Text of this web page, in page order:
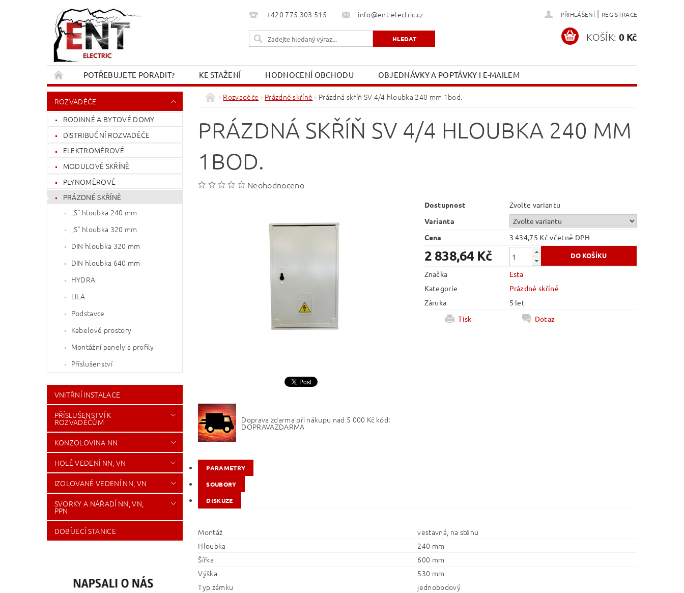
+420 775 303 515 info@ent-electric.cz PŘIHLÁŠENÍ | REGISTRACE
KOŠÍK: 0 Kč
POTŘEBUJETE PORADIT? KE STAŽENÍ HODNOCENÍ OBCHODU
OBJEDNÁVKY A POPTÁVKY I E-MAILEM
REKLAMACE A VRÁCENÍ
KONTAKT OBCHODNÍ PODMÍNKY MOJE OBJEDNÁVKA
ROZVADĚČE
RODINNÉ A BYTOVÉ DOMY
DISTRIBUČNÍ ROZVADĚČE
ELEKTROMĚROVÉ
MODULOVÉ SKŘÍNĚ
PLYNOMĚROVÉ
PRÁZDNÉ SKŘÍNĚ
„S“ hloubka 240 mm
„S“ hloubka 320 mm
DIN hloubka 320 mm
DIN hloubka 640 mm
HYDRA
LILA
Podstavce
Kabelové prostory
Montážní panely a profily
Příslušenství
VNITŘNÍ INSTALACE
PŘÍSLUŠENSTVÍ K
ROZVADĚČŮM
KONZOLOVINA NN
HOLÉ VEDENÍ NN, VN
IZOLOVANÉ VEDENÍ NN, VN
SVORKY A NÁŘADÍ NN, VN,
PPN
DOBÍJECÍ STANICE
Rozvaděče Prázdné skříně Prázdná skříň SV 4/4 hloubka 240 mm 1bod.
PRÁZDNÁ SKŘÍŇ SV 4/4 HLOUBKA 240 MM
1BOD.
Neohodnoceno
Dostupnost
Zvolte variantu
Varianta
Cena
3 434,75 Kč včetně DPH
2 838,64 Kč
Značka
Esta
Kategorie
Prázdné skříně
Záruka
5 let
Tisk
Dotaz
Doprava zdarma při nákupu nad 5 000 Kč kód:
DOPRAVAZDARMA
PARAMETRY
SOUBORY
DISKUZE
Montáž
vestavná, na stěnu
Hloubka
240 mm
Šířka
600 mm
Výška
530 mm
Typ zámku
jednobodový